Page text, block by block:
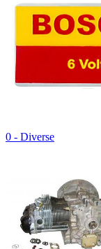
0 - Diverse